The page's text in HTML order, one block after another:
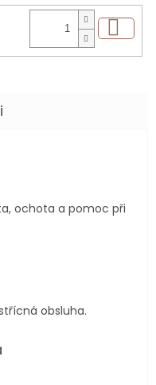
5 z 5 hvězdiček.
ochota a pomoc při
5 z 5 hvězdiček.
obsluha.
5 z 5 hvězdiček.